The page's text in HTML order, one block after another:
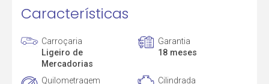
Características
Carroçaria
Ligeiro de
Mercadorias
Garantia
18 meses
Quilometragem
Cilindrada